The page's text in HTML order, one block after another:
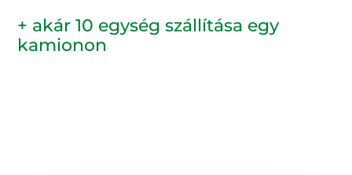
+ akár 10 egység szállítása egy
kamionon